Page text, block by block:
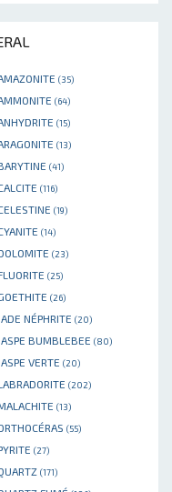
(35)
(64)
(15)
(13)
(41)
(116)
(19)
(14)
(23)
(25)
(26)
NÉPHRITE (20)
BUMBLEBEE (80)
VERTE (20)
(202)
(13)
(55)
(27)
(171)